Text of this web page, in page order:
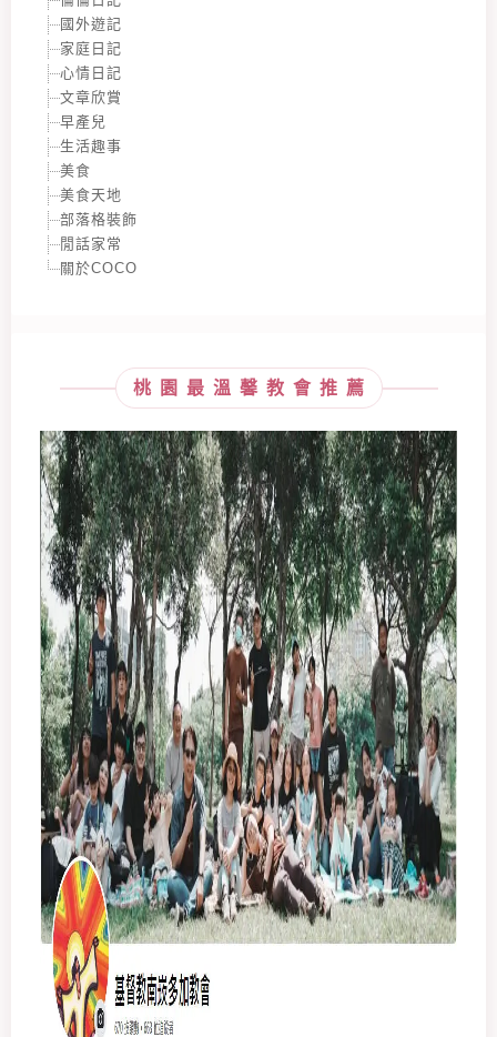
國外遊記
家庭日記
心情日記
文章欣賞
早產兒
生活趣事
美食
美食天地
部落格裝飾
閒話家常
關於COCO
桃園最溫馨教會推薦